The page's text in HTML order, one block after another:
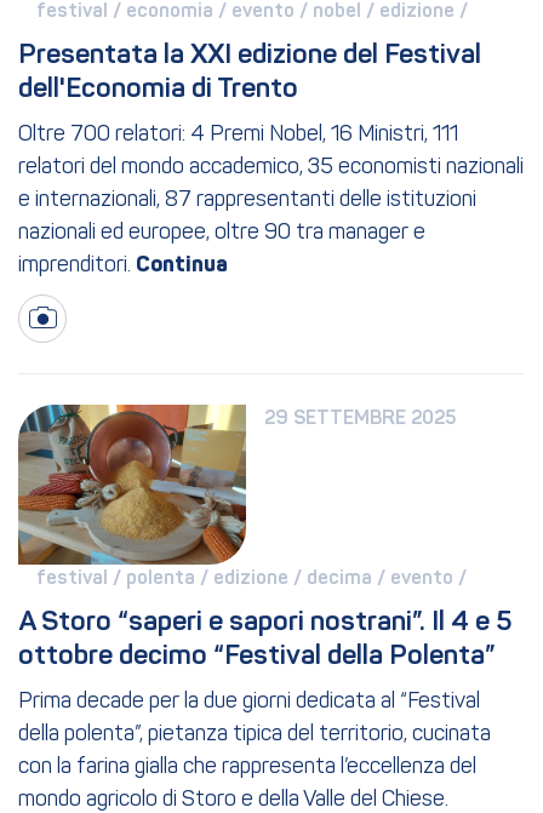
festival / economia / evento / nobel / edizione /
Presentata la XXI edizione del Festival
dell'Economia di Trento
Oltre 700 relatori: 4 Premi Nobel, 16 Ministri, 111
relatori del mondo accademico, 35 economisti nazionali
e internazionali, 87 rappresentanti delle istituzioni
nazionali ed europee, oltre 90 tra manager e
imprenditori.
29 SETTEMBRE 2025
festival / polenta / edizione / decima / evento /
A Storo “saperi e sapori nostrani”. Il 4 e 5
ottobre decimo “Festival della Polenta”
Prima decade per la due giorni dedicata al “Festival
della polenta”, pietanza tipica del territorio, cucinata
con la farina gialla che rappresenta l’eccellenza del
mondo agricolo di Storo e della Valle del Chiese.